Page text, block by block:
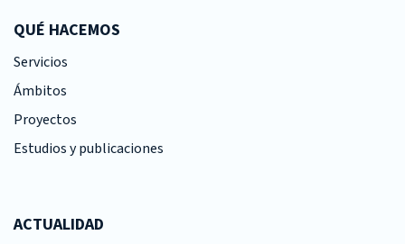
QUÉ HACEMOS
Servicios
Ámbitos
Proyectos
Estudios y publicaciones
ACTUALIDAD